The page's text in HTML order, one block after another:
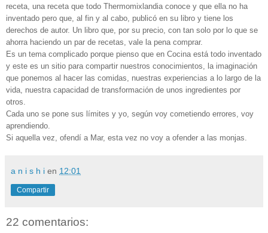
receta, una receta que todo Thermomixlandia conoce y que ella no ha
inventado pero que, al fin y al cabo, publicó en su libro y tiene los
derechos de autor. Un libro que, por su precio, con tan solo por lo que se
ahorra haciendo un par de recetas, vale la pena comprar.
Es un tema complicado porque pienso que en Cocina está todo inventado
y este es un sitio para compartir nuestros conocimientos, la imaginación
que ponemos al hacer las comidas, nuestras experiencias a lo largo de la
vida, nuestra capacidad de transformación de unos ingredientes por
otros.
Cada uno se pone sus límites y yo, según voy cometiendo errores, voy
aprendiendo.
Si aquella vez, ofendí a Mar, esta vez no voy a ofender a las monjas.
a n i s h i en 12:01
Compartir
22 comentarios: